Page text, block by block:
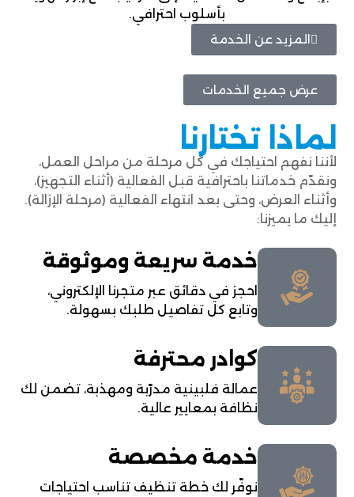
بأسلوب احترافي.
المزيد عن الخدمة
عرض جميع الخدمات
لماذا تختارنا
لأننا نفهم احتياجك في كل مرحلة من مراحل العمل،
ونقدّم خدماتنا باحترافية قبل الفعالية (أثناء التجهيز)،
وأثناء العرض، وحتى بعد انتهاء الفعالية (مرحلة الإزالة).
إليك ما يميزنا:
خدمة سريعة وموثوقة
احجز في دقائق عبر متجرنا الإلكتروني،
وتابع كل تفاصيل طلبك بسهولة.
كوادر محترفة
عمالة فلبينية مدرّبة ومهذبة، تضمن لك
نظافة بمعايير عالية.
خدمة مخصصة
نوفّر لك خطة تنظيف تناسب احتياجات